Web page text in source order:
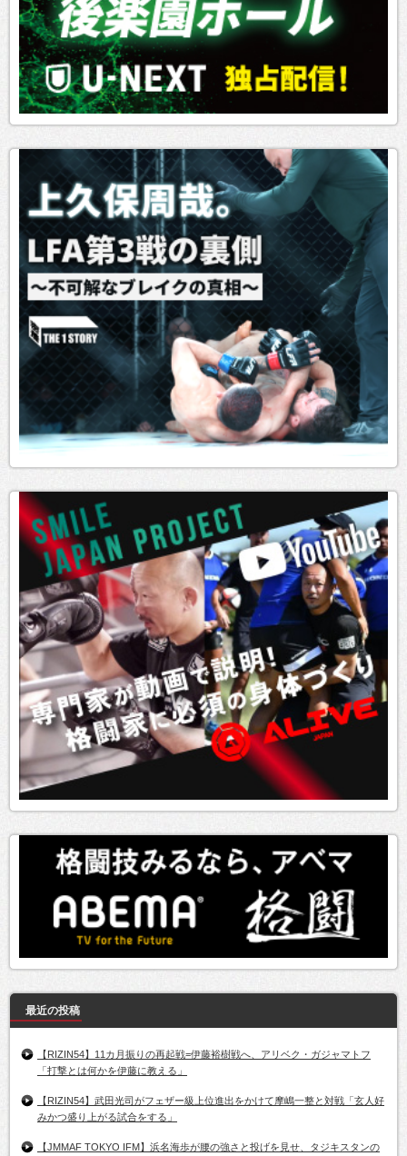
最近の投稿
【RIZIN54】11カ月振りの再起戦=伊藤裕樹戦へ、アリベク・ガジャマトフ
「打撃とは何かを伊藤に教える」
【RIZIN54】武田光司がフェザー級上位進出をかけて摩嶋一整と対戦「玄人好
みかつ盛り上がる試合をする」
【JMMAF TOKYO IFM】浜名海歩が腰の強さと投げを見せ、タジキスタンの